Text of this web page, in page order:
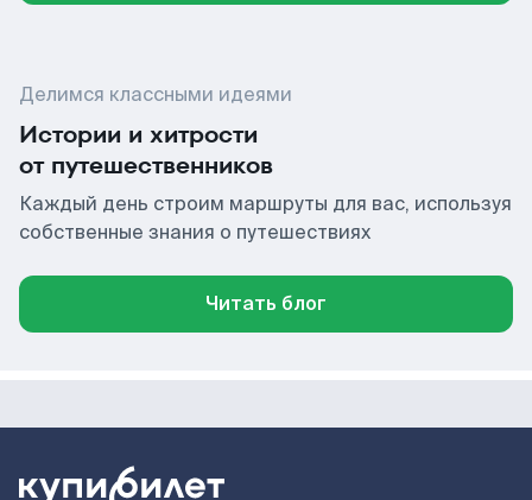
Делимся классными идеями
Истории и хитрости
от путешественников
Каждый день строим маршруты для вас, используя
собственные знания о путешествиях
Читать блог